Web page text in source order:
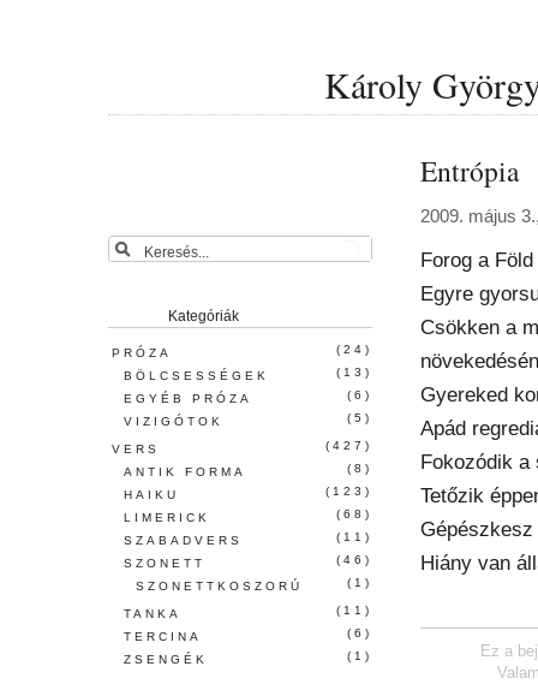
Károly
Entrópia
2009. május
Forog a
Egyre
Csökken a
Gyereked
Apád
Fokozódik a
Tetőzik
Hiány van
Ez a
Kategóriák
PRÓZA
(24)
BÖLCSESSÉGEK
(13)
EGYÉB PRÓZA
(6)
VIZIGÓTOK
(5)
VERS
(427)
ANTIK FORMA
(8)
HAIKU
(123)
LIMERICK
(68)
SZABADVERS
(11)
SZONETT
(46)
SZONETTKOSZORÚ
(1)
TANKA
(11)
TERCINA
(6)
ZSENGÉK
(1)